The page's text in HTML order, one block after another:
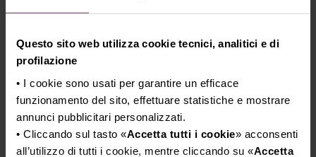
Questo sito web utilizza cookie tecnici, analitici e di
profilazione
• I cookie sono usati per garantire un efficace
funzionamento del sito, effettuare statistiche e mostrare
annunci pubblicitari personalizzati.
• Cliccando sul tasto «Accetta tutti i cookie» acconsenti
all’utilizzo di tutti i cookie, mentre cliccando su «Accetta